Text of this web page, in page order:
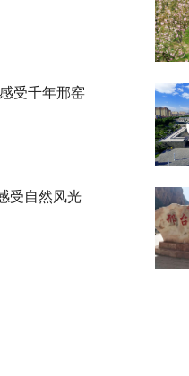
受千年邢窑
受自然风光